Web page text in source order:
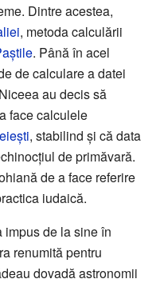
Dintre acestea,
, metoda calculării
. Până în acel
de calculare a datei
au decis să
face calculele
, stabilind și că data
de primăvară.
de a face referire
iudaică.
de la sine în
renumită pentru
dovadă astronomii